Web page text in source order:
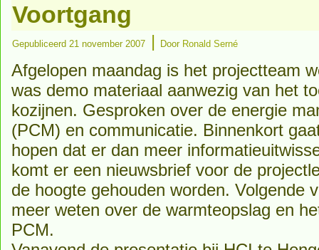
Voortgang
Gepubliceerd 21 november 2007 | Door Ronald Serné
Afgelopen maandag is het projectteam
was demo materiaal aanwezig van het
kozijnen. Gesproken over de energie
(PCM) en communicatie. Binnenkort
hopen dat er dan meer
komt er een nieuwsbrief voor de
de hoogte gehouden worden. Volgende
meer weten over de warmteopslag en
PCM.